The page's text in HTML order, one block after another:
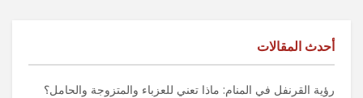
أحدث المقالات
رؤية القرنفل في المنام: ماذا تعني للعزباء والمتزوجة والحامل؟